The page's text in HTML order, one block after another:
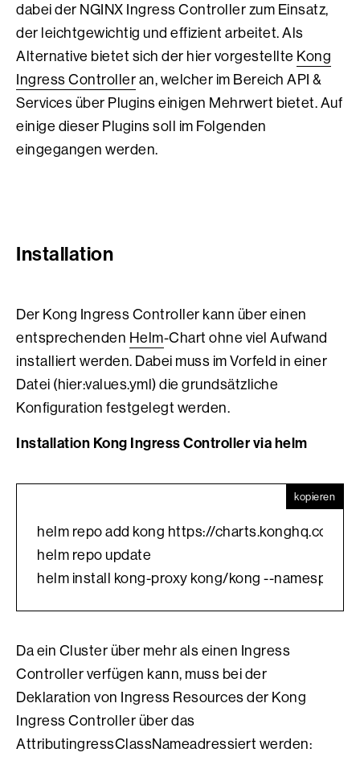
dabei der NGINX Ingress Controller zum Einsatz,
der leichtgewichtig und effizient arbeitet. Als
Alternative bietet sich der hier vorgestellte Kong
Ingress Controller an, welcher im Bereich API &
Services über Plugins einigen Mehrwert bietet. Auf
einige dieser Plugins soll im Folgenden
eingegangen werden.
Installation
Der Kong Ingress Controller kann über einen
entsprechenden Helm-Chart ohne viel Aufwand
installiert werden. Dabei muss im Vorfeld in einer
Datei (hier:values.yml) die grundsätzliche
Konfiguration festgelegt werden.
Installation Kong Ingress Controller via helm
kopieren
helm repo add kong https://charts.konghq.com
helm repo update
helm install kong-proxy kong/kong --
Da ein Cluster über mehr als einen Ingress
Controller verfügen kann, muss bei der
Deklaration von Ingress Resources der Kong
Ingress Controller über das
AttributingressClassNameadressiert werden: